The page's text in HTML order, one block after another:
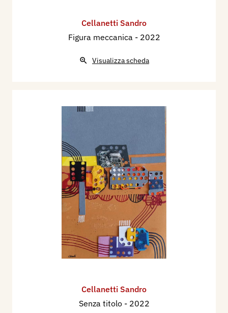
Cellanetti Sandro
Figura meccanica - 2022
Visualizza scheda
Cellanetti Sandro
Senza titolo - 2022